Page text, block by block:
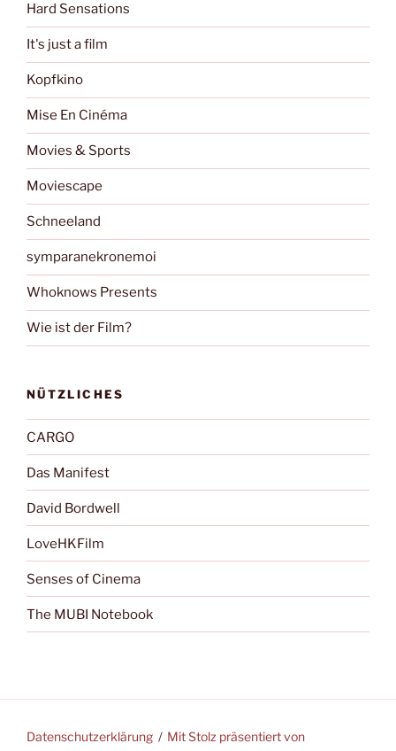
Hard Sensations
It's just a film
Kopfkino
Mise En Cinéma
Movies & Sports
Moviescape
Schneeland
symparanekronemoi
Whoknows Presents
Wie ist der Film?
NÜTZLICHES
CARGO
Das Manifest
David Bordwell
LoveHKFilm
Senses of Cinema
The MUBI Notebook
Datenschutzerklärung
Mit Stolz präsentiert von